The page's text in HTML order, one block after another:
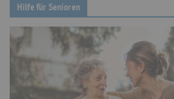
Hilfe für Senioren